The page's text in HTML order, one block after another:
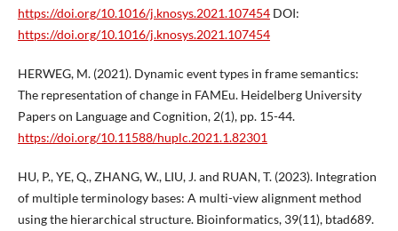
https://doi.org/10.1016/j.knosys.2021.107454DOI:
https://doi.org/10.1016/j.knosys.2021.107454
HERWEG, M. (2021). Dynamic event types in frame semantics:
The representation of change in FAMEu. Heidelberg University
Papers on Language and Cognition, 2(1), pp. 15-44.
https://doi.org/10.11588/huplc.2021.1.82301
HU, P., YE, Q., ZHANG, W., LIU, J. and RUAN, T. (2023). Integration
of multiple terminology bases: A multi-view alignment method
using the hierarchical structure. Bioinformatics, 39(11), btad689.